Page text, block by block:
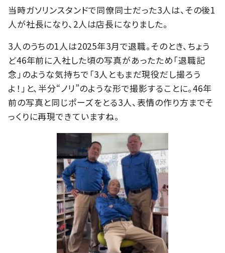
当時ガソリンスタンドで同僚同士だった3人は、その後1
人が社長になり、2人は店長になりました。
3人のうちの1人は2025年3月で退職。そのとき、ちょう
ど46年前に入社した頃の写真があったため「退職記
念」のような気持ちで「3人ともまだ現役だし撮ろう
よ！」と、半分“ノリ”のような形で撮影することに。46年
前の写真と同じポーズをとる3人、表情の作り方までそ
っくりに再現できていますね。